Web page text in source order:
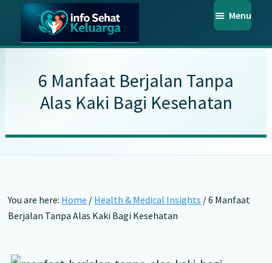
main
primary
footerInfo
Keluarga
Temukan
Informasi
Kesehatan
Keluarga
Menu
6 Manfaat Berjalan Tanpa
Alas Kaki Bagi Kesehatan
You are here: Home / Health & Medical Insights /6 Manfaat
Berjalan Tanpa Alas Kaki Bagi Kesehatan